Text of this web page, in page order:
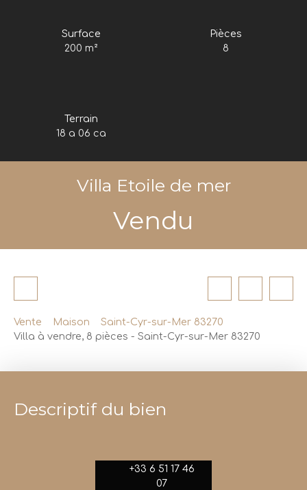
Surface
200 m²
Pièces
8
Terrain
18 a 06 ca
Villa Etoile de mer
Vendu
Vente Maison
Saint-Cyr-sur-Mer 83270
Villa à vendre, 8 pièces - Saint-Cyr-sur-Mer 83270
Descriptif du bien
+33 6 51 17 46
07